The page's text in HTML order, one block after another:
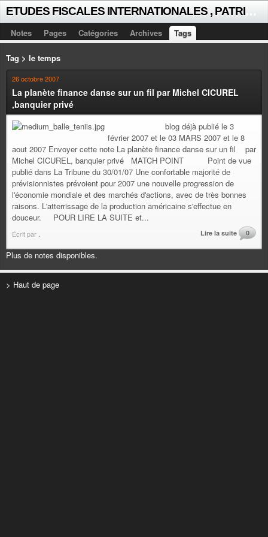
Notes Pages Catégories Archives Tags
Tag > le temps
26 octobre 2007
La planète finance danse sur un fil par Michel CICUREL
,banquier privé
blog déjà publié le 3
février 2007 et le 03 MARS 2007 et le 8
aout 2007 Envoyer cette note La planète finance danse sur un fil par
Michel CICUREL, banquier privé MATCH POINT Point de vue
publié dans La Tribune du 30/01/07 Une confortable majorité de
prévisionnistes prévoient pour 2007 une nouvelle progression de
l'économie mondiale et des marchés d'actions, avec de très bonnes
raisons. L'atterrissage de la production américaine s'effectue en
douceur. POUR LIRE LA SUITE et...
Écrit par Lire la suite 0
Plus de notes disponibles.
> Haut de page